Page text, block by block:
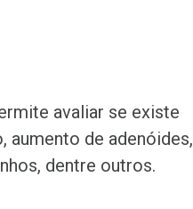
avaliar se existe
aumento de adenóides,
dentre outros.